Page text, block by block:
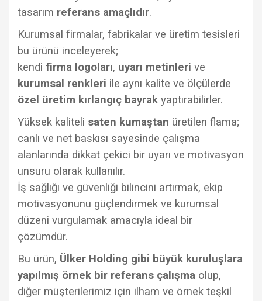
tasarım referans amaçlıdır.
Kurumsal firmalar, fabrikalar ve üretim tesisleri
bu ürünü inceleyerek;
kendi firma logoları, uyarı metinleri ve
kurumsal renkleri ile aynı kalite ve ölçülerde
özel üretim kırlangıç bayrak yaptırabilirler.
Yüksek kaliteli saten kumaştan üretilen flama;
canlı ve net baskısı sayesinde çalışma
alanlarında dikkat çekici bir uyarı ve motivasyon
unsuru olarak kullanılır.
İş sağlığı ve güvenliği bilincini artırmak, ekip
motivasyonunu güçlendirmek ve kurumsal
düzeni vurgulamak amacıyla ideal bir
çözümdür.
Bu ürün, Ülker Holding gibi büyük kuruluşlara
yapılmış örnek bir referans çalışma olup,
diğer müşterilerimiz için ilham ve örnek teşkil